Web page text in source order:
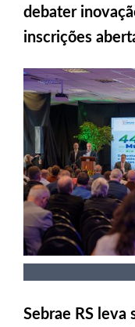
debater
inscrições
Sebrae RS leva